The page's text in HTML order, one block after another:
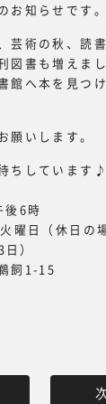
お知らせです。
芸術の秋、読書
図書も増えまし
館へ本を見つ
願いします。
ちしています♪
後6時
曜日（休日の
）
飼1-15